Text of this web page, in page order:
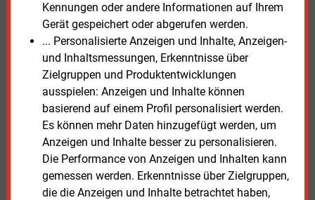
Kennungen oder andere Informationen auf Ihrem
Gerät gespeichert oder abgerufen werden.
... Personalisierte Anzeigen und Inhalte, Anzeigen-
und Inhaltsmessungen, Erkenntnisse über
Zielgruppen und Produktentwicklungen
ausspielen: Anzeigen und Inhalte können
basierend auf einem Profil personalisiert werden.
Es können mehr Daten hinzugefügt werden, um
Anzeigen und Inhalte besser zu personalisieren.
Die Performance von Anzeigen und Inhalten kann
gemessen werden. Erkenntnisse über Zielgruppen,
die die Anzeigen und Inhalte betrachtet haben,
Notwendig sei eine gezielte Entlastung der Haushalte
mit geringen Einkommen, damit die Energiewende in
der demokratischen Gesellschaft zustimmungsfähig
bleibe und nicht zu sozialen Verwerfungen führe. Es
komme darauf an, für die verschiedenen
Lebenssituationen von Menschen Konzepte
anzubieten, die die energetische Sanierung von
Wohnhäusern bezahlbar machen, sagte Engelke. In
Ballungsräumen nannte er Wärmenetze als die beste
Lösung, die aber nicht mit einem Anschlusszwang
durchgesetzt werden sollten.